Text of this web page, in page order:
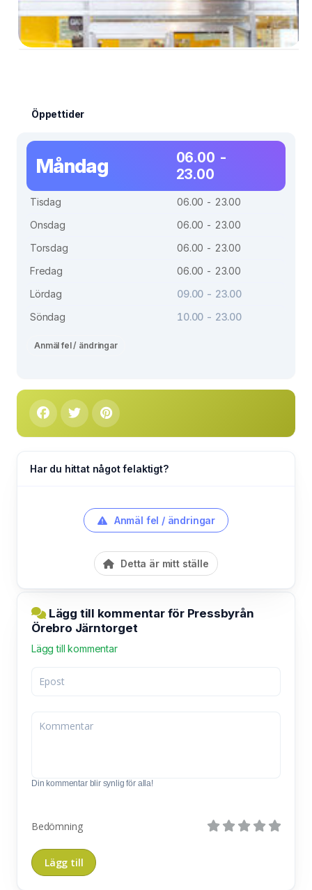
Öppettider
Måndag
06.00 -
23.00
Tisdag
06.00 - 23.00
Onsdag
06.00 - 23.00
Torsdag
06.00 - 23.00
Fredag
06.00 - 23.00
Lördag
09.00 - 23.00
Söndag
10.00 - 23.00
Anmäl fel / ändringar
Har du hittat något felaktigt?
Anmäl fel / ändringar
Detta är mitt ställe
Lägg till kommentar för Pressbyrån
Örebro Järntorget
Lägg till kommentar
Din kommentar blir synlig för alla!
Bedömning